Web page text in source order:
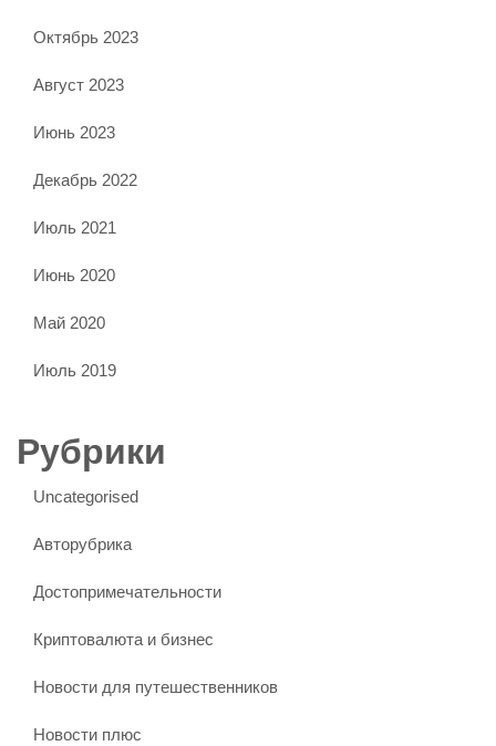
Октябрь 2023
Август 2023
Июнь 2023
Декабрь 2022
Июль 2021
Июнь 2020
Май 2020
Июль 2019
Рубрики
Uncategorised
Авторубрика
Достопримечательности
Криптовалюта и бизнес
Новости для путешественников
Новости плюс